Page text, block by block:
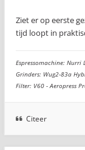
Ziet er op eerste
tijd loopt in
Espressomachine: Nurri
Grinders: Wug2-83a
Filter: V60 - Aeropress
Citeer